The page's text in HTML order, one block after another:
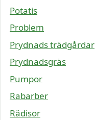
Potatis
Problem
Prydnads trädgårdar
Prydnadsgräs
Pumpor
Rabarber
Rädisor